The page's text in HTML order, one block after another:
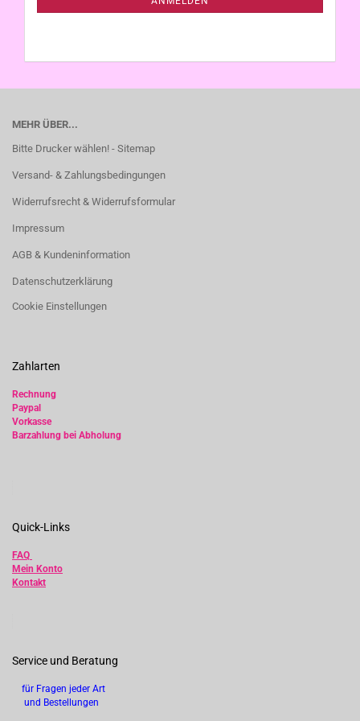
MEHR ÜBER...
Bitte Drucker wählen! - Sitemap
Versand- & Zahlungsbedingungen
Widerrufsrecht & Widerrufsformular
Impressum
AGB & Kundeninformation
Datenschutzerklärung
Cookie Einstellungen
Zahlarten
Rechnung
Paypal
Vorkasse
Barzahlung bei Abholung
Quick-Links
FAQ
Mein Konto
Kontakt
Service und Beratung
für Fragen jeder Art
und Bestellungen